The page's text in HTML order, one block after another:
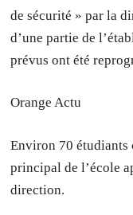
de sécurité » par la
d’une partie de
prévus ont été
Orange Actu
Environ 70 étudiants
principal de l’école
direction.